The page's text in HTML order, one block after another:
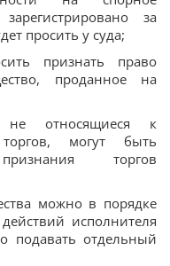
за
просить у суда;
признать право
проданное на
не относящиеся к
могут быть
торгов
можно в порядке
исполнителя
подавать отдельный